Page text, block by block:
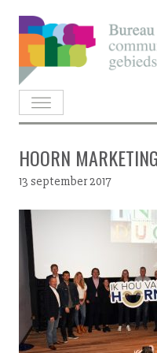
Skip
to
content
HOORN
13 september 2017